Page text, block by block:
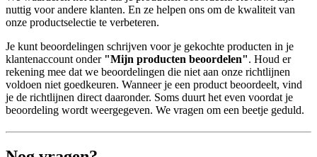
nuttig voor andere klanten. En ze helpen ons om de kwaliteit van
onze productselectie te verbeteren.
Je kunt beoordelingen schrijven voor je gekochte producten in je
klantenaccount onder "Mijn producten beoordelen". Houd er
rekening mee dat we beoordelingen die niet aan onze richtlijnen
voldoen niet goedkeuren. Wanneer je een product beoordeelt, vind
je de richtlijnen direct daaronder. Soms duurt het even voordat je
beoordeling wordt weergegeven. We vragen om een beetje geduld.